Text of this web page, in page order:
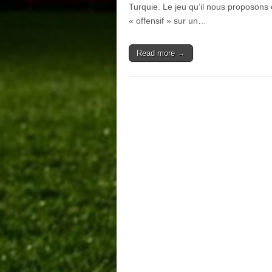
Turquie. Le jeu qu’il nous
« offensif » sur un…
Read more →